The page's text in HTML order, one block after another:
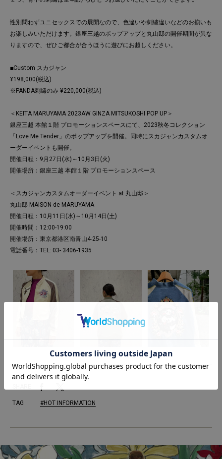
性別問わずユニセックスでの展開なので、色違いや刺繍違いなどのお揃いも
お楽しみいただけます。銀座三越のポップアップと丸山邸の開催期間が異な
りますので、ぜひご都合が合うほうに遊びにお越しください。
■Custom スカジャン
¥198,000(税込)
※PANDA刺繍のみ ¥220,000(税込)
＜KEITA MARUYAMA 2023AW GINZA MITSUKOSHI POP UP＞
銀座三越 本館１階 プロモーションスペースにて、2023秋冬コレクション
「Love Me Tender」のポップアップを開催。同時にスカジャンカスタムオ
ーダーイベントも開催。
開催日程：9月27日(水)～10月3日(火)
開催場所：銀座三越 本館１階 プロモーションスペース
＜スカジャンカスタムオーダーイベント at 丸山邸＞
丸山邸 MAISON de MARUYAMA
開催日程：10月11日(水)～10月14日(土)
開催時間：12:00-19:00
開催場所：東京都港区南青山4-25-10
電話番号：TEL: 03- 3406-1935
TAG #HOT INFORMATION